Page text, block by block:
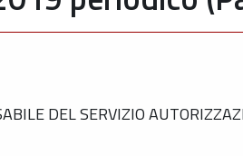
DEL SERVIZIO